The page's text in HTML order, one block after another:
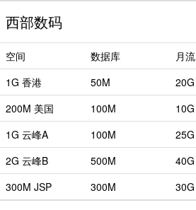
西部数码
空间 数据库 月流
1G 香港
50M 20G
200M 美国
100M 10G
1G 云峰A
100M 25G
2G 云峰B
500M 40G
300M JSP
300M 30G